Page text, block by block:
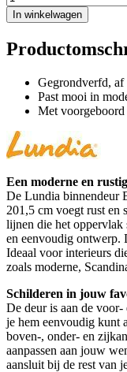
In winkelwagen
Gegrondverfd,
Past mooi in
Met voorgeboord
Een moderne en
De Lundia binnendeur
201,5 cm voegt rust en
lijnen die het oppervlak
en eenvoudig ontwerp.
Ideaal voor interieurs
zoals moderne,
Schilderen in jouw
De deur is aan de
je hem eenvoudig kunt
boven-, onder- en
aanpassen aan jouw
aansluit bij de rest van